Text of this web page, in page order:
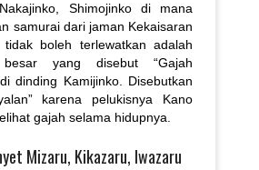
Shimojinko di mana
samurai dari jaman Kekaisaran
boleh terlewatkan adalah
yang disebut “Gajah
dinding Kamijinko. Disebutkan
karena pelukisnya Kano
gajah selama hidupnya.
Mizaru, Kikazaru, Iwazaru